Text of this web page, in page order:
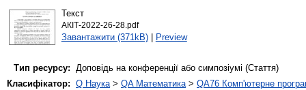
Текст
АКІТ-2022-26-28.pdf
Завантажити (371kB)| Preview
Тип ресурсу: Доповідь на конференції або симпозіумі (Стаття)
Класифікатор: Q Наука> QA Математика> QA76 Комп'ютерне